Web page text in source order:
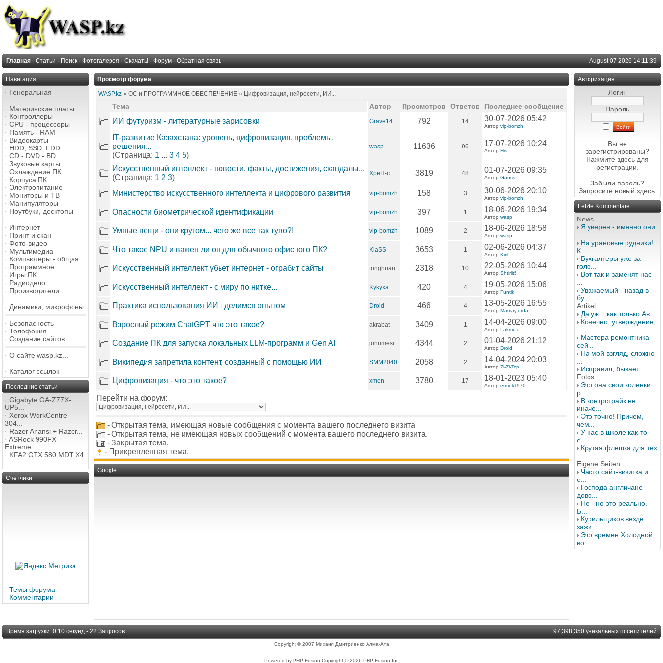
Главная · Статьи · Поиск · Фотогалерея · Скачать! · Форум · Обратная связь August 07 2026 14:11:39
Навигация
· Генеральная
· Материнские платы
· Контроллеры
· CPU - процессоры
· Память - RAM
· Видеокарты
· HDD, SSD, FDD
· CD - DVD - BD
· Звуковые карты
· Охлаждение ПК
· Корпуса ПК
· Электропитание
· Мониторы и ТВ
· Манипуляторы
· Ноутбуки, десктопы
· Интернет
· Принт и скан
· Фото-видео
· Мультимедиа
· Компьютеры - общая
· Программное
· Игры ПК
· Радиодело
· Производители
· Динамики, микрофоны
· Безопасность
· Телефония
· Создание сайтов
· О сайте wasp.kz...
· Каталог ссылок
Последние статьи
· Gigabyte GA-Z77X-
UP5...
· Xerox WorkCentre
304...
· Razer Anansi + Razer...
· ASRock 990FX
Extreme...
· KFA2 GTX 580 MDT X4
Счетчики
- Темы форума
- Комментарии
Просмотр форума
WASP.kz » ОС и ПРОГРАММНОЕ ОБЕСПЕЧЕНИЕ » Цифровизация, нейросети, ИИ...
Тема Автор Просмотров Ответов Последнее сообщение
ИИ футуризм - литературные зарисовки Grave14 792 14 30-07-2026 05:42
Автор vip-bomzh
IT-развитие Казахстана: уровень, цифровизация, проблемы,
решения...
(Страница: 1 ... 3 4 5)
wasp 11636 96 17-07-2026 10:24
Автор His
Искусственный интеллект - новости, факты, достижения, скандалы...
(Страница: 1 2 3) XpeH-c 3819 48 01-07-2026 09:35
Автор Gauss
Министерство искусственного интеллекта и цифрового развития vip-bomzh 158 3 30-06-2026 20:10
Автор vip-bomzh
Опасности биометрической идентификации vip-bomzh 397 1 18-06-2026 19:34
Автор wasp
Умные вещи - они кругом... чего же все так тупо?! vip-bomzh 1089 2 18-06-2026 18:58
Автор wasp
Что такое NPU и важен ли он для обычного офисного ПК? KlaSS 3653 1 02-06-2026 04:37
Автор Kiril
Искусственный интеллект убьет интернет - ограбит сайты tonghuan 2318 10 22-05-2026 10:44
Автор Shtirlit5
Искусственный интеллект - с миру по нитке... Kykyxa 420 4 19-05-2026 15:06
Автор Funtik
Практика использования ИИ - делимся опытом Droid 466 4 13-05-2026 16:55
Автор Mamay-orda
Взрослый режим ChatGPT что это такое? akrabat 3409 1 14-04-2026 09:00
Автор Lakmus
Создание ПК для запуска локальных LLM-программ и Gen AI johnmesi 4344 2 01-04-2026 21:12
Автор Droid
Википедия запретила контент, созданный с помощью ИИ SMM2040 2058 2 14-04-2024 20:03
Автор Zi-Zi-Top
Цифровизация - что это такое? xmen 3780 17 18-01-2023 05:40
Автор ermek1970
Перейти на форум:
- Открытая тема, имеющая новые сообщения с момента вашего последнего визита
- Открытая тема, не имеющая новых сообщений с момента вашего последнего визита.
- Закрытая тема.
- Прикрепленная тема.
Google
Авторизация
Логин
Пароль
Вы не
зарегистрированы?
Нажмите здесь для
регистрации.
Забыли пароль?
Запросите новый здесь.
Letzte Kommentare
News
Я уверен - именно они
На урановые рудники!
К...
Бухгалтеры уже за
голо...
Вот так и заменят нас
Уважаемый - назад в
бу...
Artikel
Да уж... как только Ав...
Конечно, утверждение,
Мастера ремонтника
сей...
На мой взгляд, сложно
Исправил, бывает...
Fotos
Это она свои коленки
р...
В контрстрайк не
иначе...
Это точно! Причем,
чем...
У нас в школе как-то
с...
Крутая флешка для тех
Eigene Seiten
Часто сайт-визитка и
е...
Господа англичане
дово...
Не - но это реально.
Б...
Курильщиков везде
зажи...
Это времен Холодной
во...
Время загрузки: 0.10 секунд - 22 Запросов 97,398,350 уникальных посетителей
Copyright © 2007 Михаил Дмитриенко Алма-Ата
Powered by PHP-Fusion Copyright © 2026 PHP-Fusion Inc